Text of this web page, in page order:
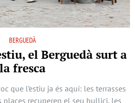
BERGUEDÀ
el Berguedà surt a
la fresca
que l’estiu ja és aquí: les terrasses
places recuperen el seu bullici, les